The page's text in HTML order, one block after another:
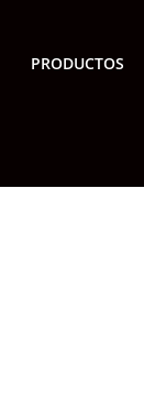
PRODUCTOS